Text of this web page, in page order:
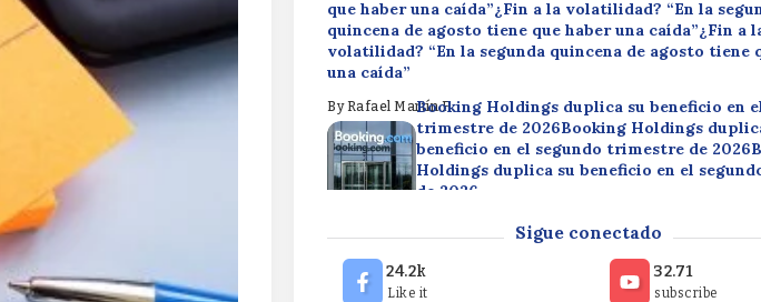
que haber una caída”¿Fin a la volatilidad? “En la
quincena de agosto tiene que haber una caída”¿Fin a
volatilidad? “En la segunda quincena de agosto tiene
una caída”
By Rafael Martín F.Booking Holdings duplica su beneficio en
trimestre de 2026Booking Holdings
beneficio en el segundo trimestre de
Holdings duplica su beneficio en el
de 2026
Rafael Martín F.
Disney reduce su beneficio en un 49,9%
trimestre fiscalDisney reduce su beneficio
49,9% en el tercer trimestre fiscalDisney
beneficio en un 49,9% en el tercer
Sigue conectado
24.2k
Like it
32.71
subscribe